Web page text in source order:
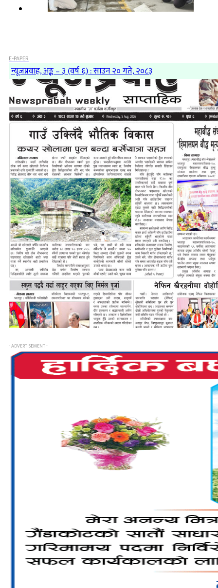
E-PAPER
न्यूजप्रवाह, अङ्क – ३ (वर्ष ६) : साउन २० गते, २०८३
- ADVERTISEMENT -